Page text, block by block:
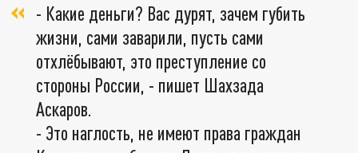
- Какие деньги? Вас дурят, зачем губить
жизни, сами заварили, пусть сами
отхлёбывают, это преступление со
стороны России, - пишет Шахзада
Аскаров.
- Это наглость, не имеют права граждан